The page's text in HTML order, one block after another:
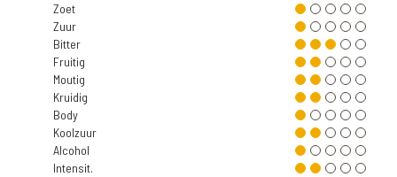
Zoet
Zuur
Bitter
Fruitig
Moutig
Kruidig
Body
Koolzuur
Alcohol
Intensit.